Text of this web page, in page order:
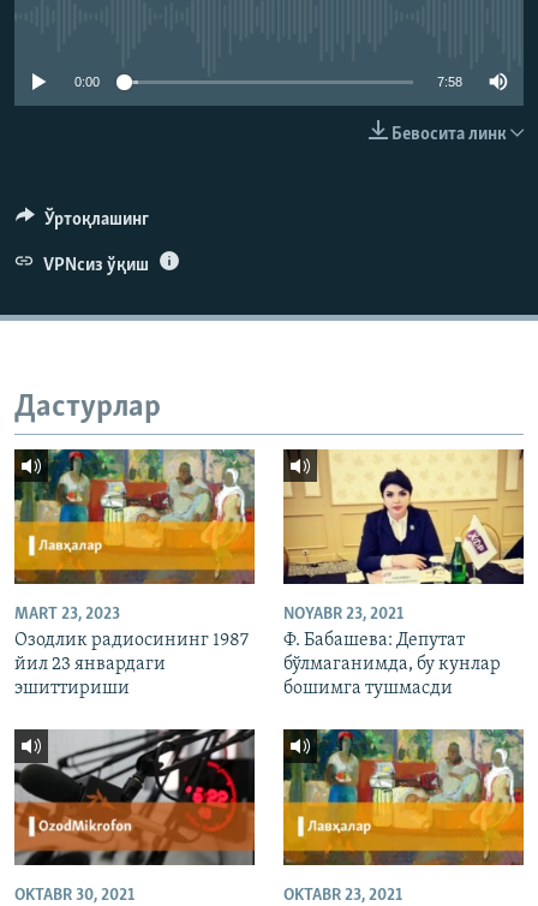
0:00 7:58
Бевосита линк
Ўртоқлашинг
VPNсиз ўқиш
Дастурлар
MART 23, 2023
Озодлик радиосининг 1987
йил 23 январдаги
эшиттириши
NOYABR 23, 2021
Ф. Бабашева: Депутат
бўлмаганимда, бу кунлар
бошимга тушмасди
OKTABR 30, 2021 OKTABR 23, 2021